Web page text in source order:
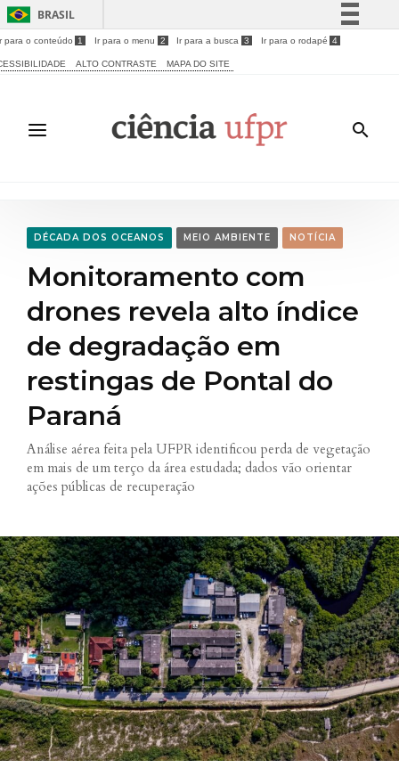
BRASIL
Simplifique!
Acesso à informação
Legislação
para o conteúdo 1 Ir para o menu 2 Ir para a busca 3 Ir para o rodapé 4
ALTO CONTRASTE MAPA DO SITE
DÉCADA DOS OCEANOS MEIO AMBIENTE NOTÍCIA
Monitoramento com
drones revela alto índice
de degradação em
restingas de Pontal do
Paraná
Análise aérea feita pela UFPR identificou perda de vegetação
em mais de um terço da área estudada; dados vão orientar
ações públicas de recuperação